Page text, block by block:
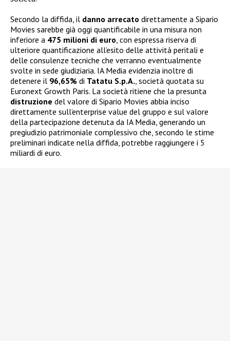
Secondo la diffida, il danno arrecato direttamente a Sipario
Movies sarebbe già oggi quantificabile in una misura non
inferiore a 475 milioni di euro, con espressa riserva di
ulteriore quantificazione all’esito delle attività peritali e
delle consulenze tecniche che verranno eventualmente
svolte in sede giudiziaria. IA Media evidenzia inoltre di
detenere il 96,65% di Tatatu S.p.A., società quotata su
Euronext Growth Paris. La società ritiene che la presunta
distruzione del valore di Sipario Movies abbia inciso
direttamente sull’enterprise value del gruppo e sul valore
della partecipazione detenuta da IA Media, generando un
pregiudizio patrimoniale complessivo che, secondo le stime
preliminari indicate nella diffida, potrebbe raggiungere i 5
miliardi di euro.